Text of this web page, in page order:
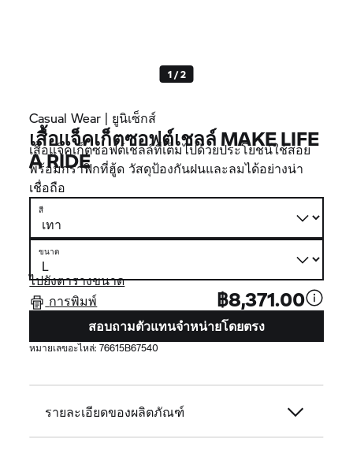
1 / 2
Casual Wear | ยูนิเซ็กส์
เสื้อแจ็คเก็ตซอฟต์เชลล์ MAKE LIFE
A RIDE
เสื้อแจ็คเก็ตซอฟต์เชลล์ที่เต็มไปด้วยประโยชน์ใช้สอย
พร้อมกราฟิกที่ฮู้ด วัสดุป้องกันฝนและลมได้อย่างน่า
เชื่อถือ
สี
ขนาด
ไปยังตารางขนาด
การพิมพ์
฿8,371.00
สอบถามตัวแทนจำหน่ายโดยตรง
หมายเลขอะไหล่:76615B67540
รายละเอียดของผลิตภัณฑ์